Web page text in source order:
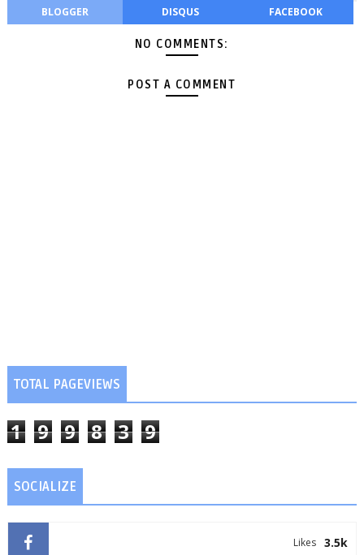
BLOGGER DISQUS FACEBOOK
NO COMMENTS:
POST A COMMENT
TOTAL PAGEVIEWS
1 9 9 8 3 9
SOCIALIZE
3.5k
Likes